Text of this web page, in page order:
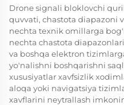
Drone signali bloklovchi
quvvati, chastota diapazoni
nechta texnik omillarga
nechta chastota
va boshqa elektron
yo'nalishni boshqarishni
xususiyatlar xavfsizlik
aloqa yoki navigatsiya
xavflarini neytrallash